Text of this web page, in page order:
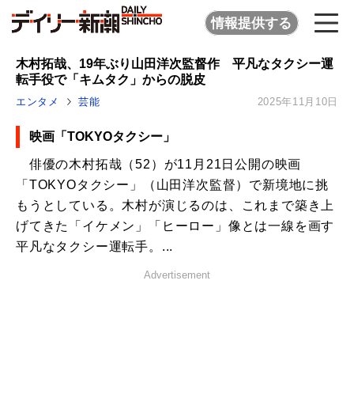
情報提供する
木村拓哉、19年ぶり山田洋次監督作 平凡なタクシー運
転手役で「キムタク」からの脱皮
エンタメ 芸能 2025年11月10日
映画「TOKYOタクシー」
俳優の木村拓哉（52）が11月21日公開の映画
「TOKYOタクシー」（山田洋次監督）で新境地に挑
もうとしている。木村が演じるのは、これまで築き上
げてきた「イケメン」「ヒーロー」像とは一線を画す
平凡なタクシー運転手。...
Advertisement